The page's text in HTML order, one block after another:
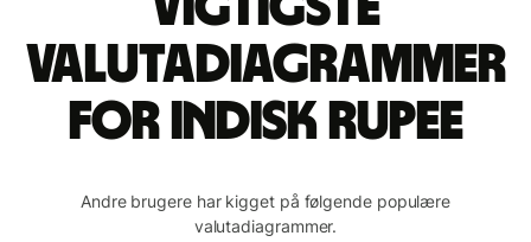
valutadiagrammer
for indisk rupee
Andre brugere har kigget på følgende populære
valutadiagrammer.